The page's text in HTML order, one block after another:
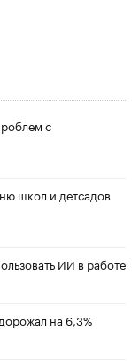
с
школ и детсадов
ИИ в работе
на 6,3%